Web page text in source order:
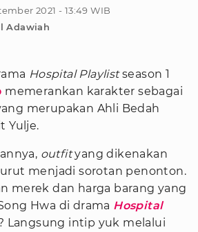
2021 - 13:49 WIB
Adawiah
Hospital Playlistseason 1
memerankan karakter sebagai
merupakan Ahli Bedah
Yulje.
outfityang dikenakan
menjadi sorotan penonton.
merek dan harga barang yang
Hwa di drama Hospital
Langsung intip yuk melalui